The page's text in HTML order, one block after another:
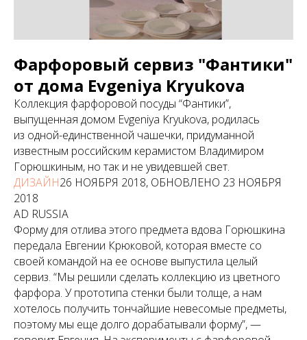
Фарфоровый сервиз "Фантики"
от дома Evgeniya Kryukova
Коллекция фарфоровой посуды “Фантики”,
выпущенная домом Evgeniya Kryukova, родилась
из одной-единственной чашечки, придуманной
известным российским керамистом Владимиром
Горюшкиным, но так и не увидевшей свет.
ДИЗАЙН26 НОЯБРЯ 2018, ОБНОВЛЕНО 23 НОЯБРЯ
2018
AD RUSSIA
Форму для отлива этого предмета вдова Горюшкина
передала Евгении Крюковой, которая вместе со
своей командой на ее основе выпустила целый
сервиз. “Мы решили сделать коллекцию из цветного
фарфора. У прототипа стенки были толще, а нам
хотелось получить тончайшие невесомые предметы,
поэтому мы еще долго дорабатывали форму”, —